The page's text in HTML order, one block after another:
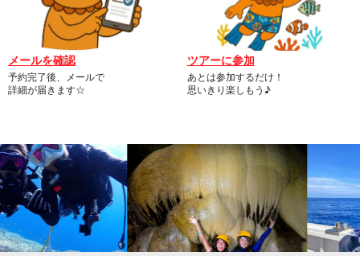
完成した焼きバナナに、ハワイ種バナナを使った冷たいバナナア
イスクリームを添えての試食タイム！
「島バナナ」と「アイスクリームバナナ」という2種類の品種を使
った宮古島ならではの手作りスイーツを堪能しましょう。
メールを確認
予約完了後、メールで
詳細が届きます☆
ツアーに参加
あとは参加するだけ！
思いきり楽しもう♪